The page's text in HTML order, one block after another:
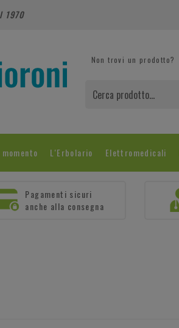
1970
Non trovi un prodotto?
L'Erbolario Elettromedicali
Pagamenti sicuri
anche alla consegna